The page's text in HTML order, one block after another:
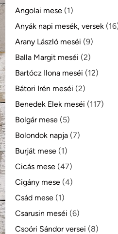
Angolai mese (1)
Anyák napi mesék, versek
Arany László meséi (9)
Balla Margit meséi (2)
Bartócz Ilona meséi (12)
Bátori Irén meséi (2)
Benedek Elek meséi (117)
Bolgár mese (5)
Bolondok napja (7)
Burját mese (1)
Cicás mese (47)
Cigány mese (4)
Csád mese (1)
Csarusin meséi (6)
Csoóri Sándor versei (8)